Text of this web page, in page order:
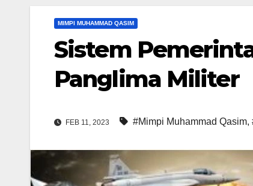
MIMPI MUHAMMAD QASIM
Sistem
Panglima Militer
FEB 11, 2023 #Mimpi Muhammad Qasim,